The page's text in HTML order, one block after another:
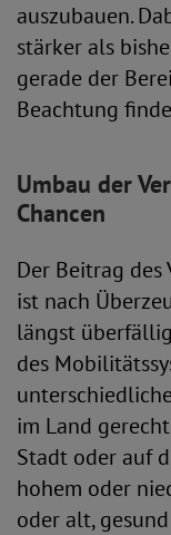
auszubauen.
stärker als
gerade der
Beachtung
Umbau der
Chancen
Der Beitrag des
ist nach
längst
des
im Land
Stadt oder auf
hohem oder
oder alt,